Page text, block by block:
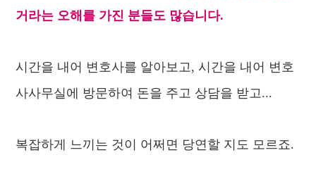
거라는 오해를 가진 분들도 많습니다.
시간을 내어 변호사를 알아보고, 시간을 내어 변호
사사무실에 방문하여 돈을 주고 상담을 받고...
복잡하게 느끼는 것이 어쩌면 당연할 지도 모르죠.